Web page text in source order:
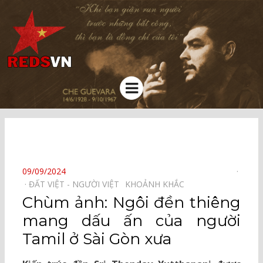
Kênh chia sẻ tri thức cộng đồng
Menu
POSTED
ON
09/09/2024
ĐẤT VIỆT - NGƯỜI VIỆT⠀
KHOẢNH KHẮC⠀
Chùm ảnh: Ngôi đền thiêng
mang dấu ấn của người
Tamil ở Sài Gòn xưa